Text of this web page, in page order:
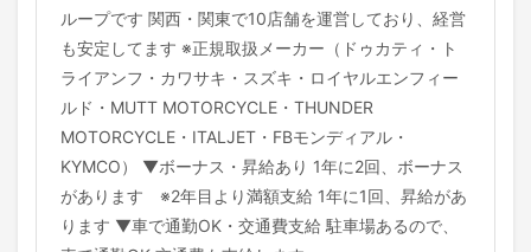
ループです 関西・関東で10店舗を運営しており、経営
も安定してます ※正規取扱メーカー（ドゥカティ・ト
ライアンフ・カワサキ・スズキ・ロイヤルエンフィー
ルド・MUTT MOTORCYCLE・THUNDER
MOTORCYCLE・ITALJET・FBモンディアル・
KYMCO） ▼ボーナス・昇給あり 1年に2回、ボーナス
があります ※2年目より満額支給 1年に1回、昇給があ
ります ▼車で通勤OK・交通費支給 駐車場あるので、